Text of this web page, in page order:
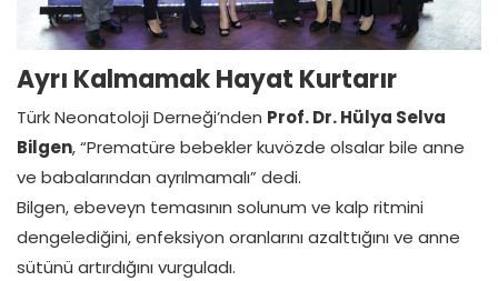
Ayrı Kalmamak Hayat Kurtarır
Türk Neonatoloji Derneği’nden Prof. Dr. Hülya Selva
Bilgen, “Prematüre bebekler kuvözde olsalar bile anne
ve babalarından ayrılmamalı” dedi.
Bilgen, ebeveyn temasının solunum ve kalp ritmini
dengelediğini, enfeksiyon oranlarını azalttığını ve anne
sütünü artırdığını vurguladı.